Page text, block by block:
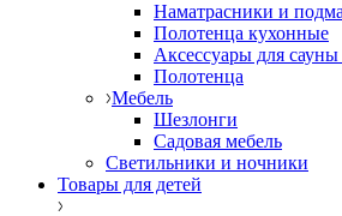
Наматрасники и
Полотенца кухонные
Аксессуары для
Полотенца
Мебель
Шезлонги
Садовая мебель
Светильники и ночники
Товары для детей